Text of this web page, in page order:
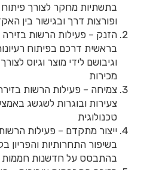
בתשתיות מחקר לצורך פיתוח
ופורצות דרך ובגישור בין
הזנק – פעילות הרשות בזירה
בראשית דרכם בפיתוח
וגיבושם לידי מוצר וגיוס
מכירות
צמיחה – פעילות הרשות
צעירות ובוגרות לשגשג
טכנולוגית
ייצור מתקדם – פעילות
בשיפור התחרותיות והפריון
בהתבסס על חדשנות חממות